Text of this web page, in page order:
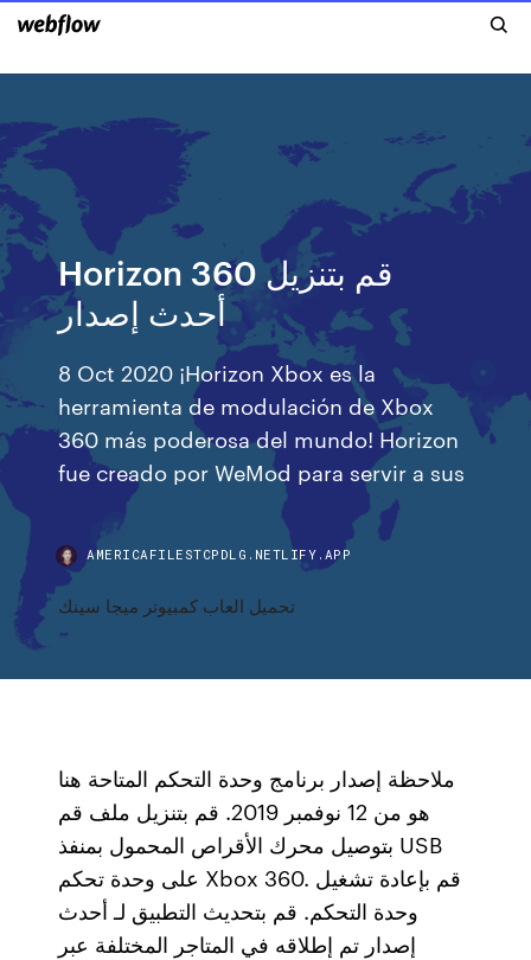
Horizon 360 قم بتنزيل
أحدث إصدار
8 Oct 2020 ¡Horizon Xbox es la
herramienta de modulación de Xbox
360 más poderosa del mundo! Horizon
fue creado por WeMod para servir a sus
AMERICAFILESTCPDLG.NETLIFY.APP
تحميل العاب كمبيوتر ميجا سينك
ملاحظة إصدار برنامج وحدة التحكم المتاحة هنا
هو من 12 نوفمبر 2019. قم بتنزيل ملف قم
بتوصيل محرك الأقراص المحمول بمنفذ USB
على وحدة تحكم Xbox 360. قم بإعادة تشغيل
وحدة التحكم. قم بتحديث التطبيق لـ أحدث
إصدار تم إطلاقه في المتاجر المختلفة عبر